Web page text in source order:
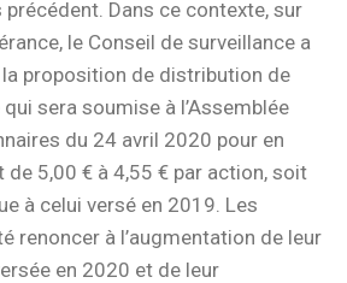
Dans ce contexte, sur
le Conseil de surveillance a
proposition de distribution de
sera soumise à l’Assemblée
du 24 avril 2020 pour en
5,00 € à 4,55 € par action, soit
à celui versé en 2019. Les
renoncer à l’augmentation de leur
en 2020 et de leur